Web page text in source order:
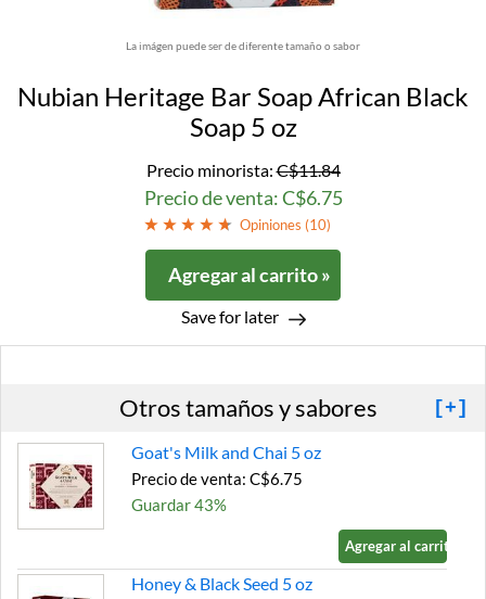
La imágen puede ser de diferente tamaño o sabor
Nubian Heritage Bar Soap African Black
Soap 5 oz
Precio minorista:C$11.84
Precio de venta: C$6.75
Opiniones (10)
Agregar al carrito »
Save for later
Otros tamaños y sabores [+]
Goat's Milk and Chai 5 oz
Precio de venta: C$6.75
Guardar 43%
Agregar al carrito »
Honey & Black Seed 5 oz